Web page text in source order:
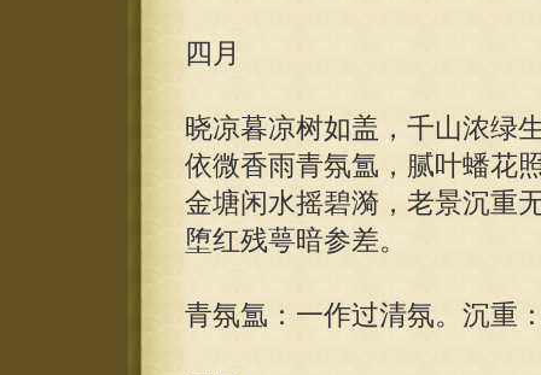
四月
晓凉暮凉树如盖，千山浓绿
依微香雨青氛氲，腻叶蟠花
金塘闲水摇碧漪，老景沉重
堕红残萼暗参差。
青氛氲：一作过清氛。沉重